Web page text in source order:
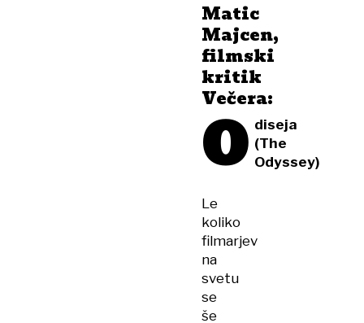
Matic
Majcen,
filmski
kritik
Večera:
O diseja
(The
Odyssey)
Le
koliko
filmarjev
na
svetu
se
še